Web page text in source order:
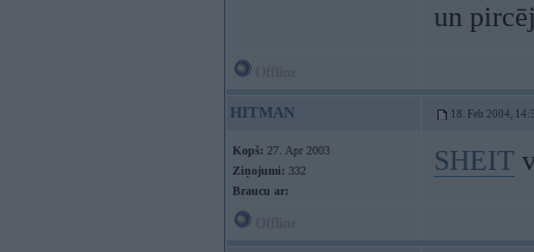
un
HITMAN 18. Feb 2004,
Kopš: 27. Apr 2003
Ziņojumi: 332
Braucu ar:
SHEIT